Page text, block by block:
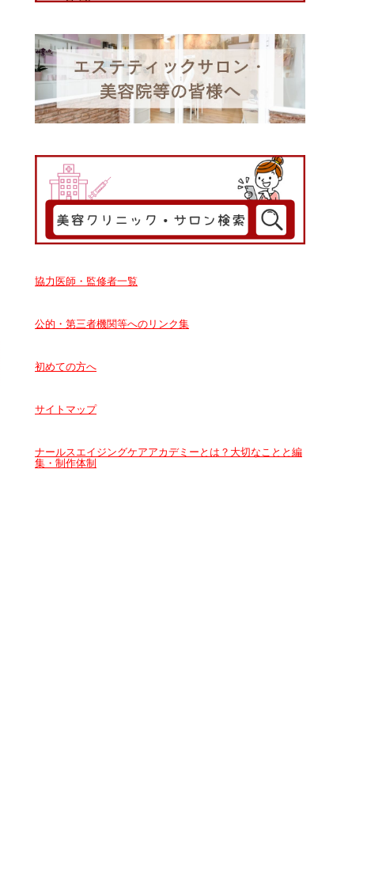
協力医師・監修者一覧
公的・第三者機関等へのリンク集
初めての方へ
サイトマップ
ナールスエイジングケアアカデミーとは？大切なことと編
集・制作体制